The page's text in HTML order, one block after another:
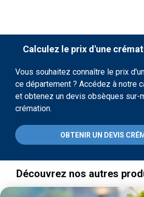
Calculez le prix d'une
Vous souhaitez connaître le prix
ce département ? Accédez à notre
et obtenez un devis obsèques sur-
crémation.
OBTENIR UN DEVIS
Découvrez nos autres